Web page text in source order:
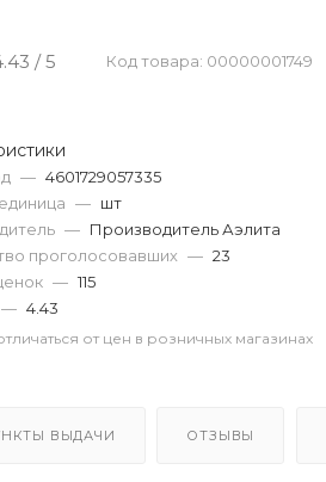
/ 5
Код товара: 00000001749
— 4601729057335
— шт
— Производитель Аэлита
проголосовавших — 23
— 115
— 4.43
от цен в розничных магазинах
ВЫДАЧИ ОТЗЫВЫ